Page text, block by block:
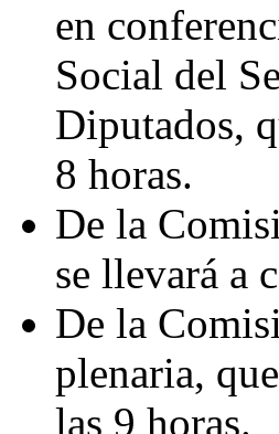
en
Social del
Diputados,
8 horas.
De la
se llevará a
De la
plenaria,
las 9 horas.